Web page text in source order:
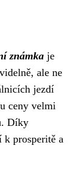
známka je
ale ne
jezdí
ceny velmi
Díky
k prosperitě a